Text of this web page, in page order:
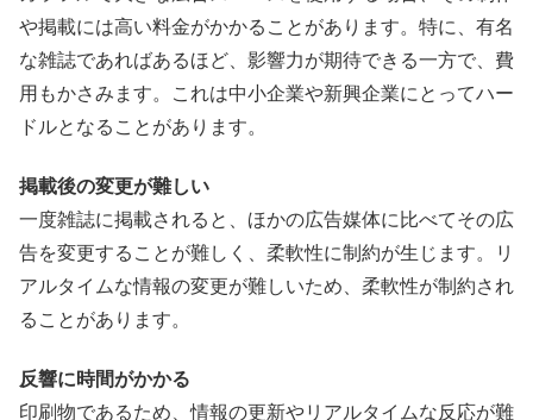
や掲載には高い料金がかかることがあります。特に、有名
な雑誌であればあるほど、影響力が期待できる一方で、費
用もかさみます。これは中小企業や新興企業にとってハー
ドルとなることがあります。
掲載後の変更が難しい
一度雑誌に掲載されると、ほかの広告媒体に比べてその広
告を変更することが難しく、柔軟性に制約が生じます。リ
アルタイムな情報の変更が難しいため、柔軟性が制約され
ることがあります。
反響に時間がかかる
印刷物であるため、情報の更新やリアルタイムな反応が難